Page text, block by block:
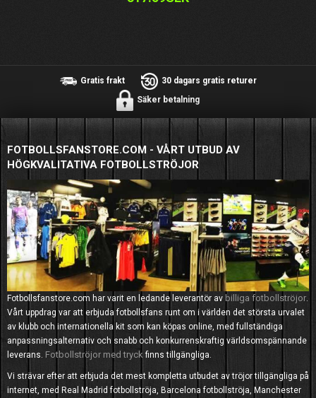
Gratis frakt
30 dagars gratis returer
Säker betalning
FOTBOLLSFANSTORE.COM - VÅRT UTBUD AV
HÖGKVALITATIVA FOTBOLLSTRÖJOR
Fotbollsfanstore.com har varit en ledande leverantör av billiga fotbollströjor
Vårt uppdrag var att erbjuda fotbollsfans runt om i världen det största urvalet
av klubb och internationella kit som kan köpas online, med fullständiga
anpassningsalternativ och snabb och konkurrenskraftig världsomspännande
leverans. Fotbollströjor med tryck finns tillgängliga.
Vi strävar efter att erbjuda det mest kompletta utbudet av tröjor tillgängliga på
internet, med Real Madrid fotbollströja, Barcelona fotbollströja, Manchester